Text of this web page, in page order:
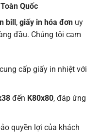
Quốc
bill, giấy in hóa đơn uy
đầu. Chúng tôi cam
cấp giấy in nhiệt với
đến K80x80, đáp ứng
quyền lợi của khách